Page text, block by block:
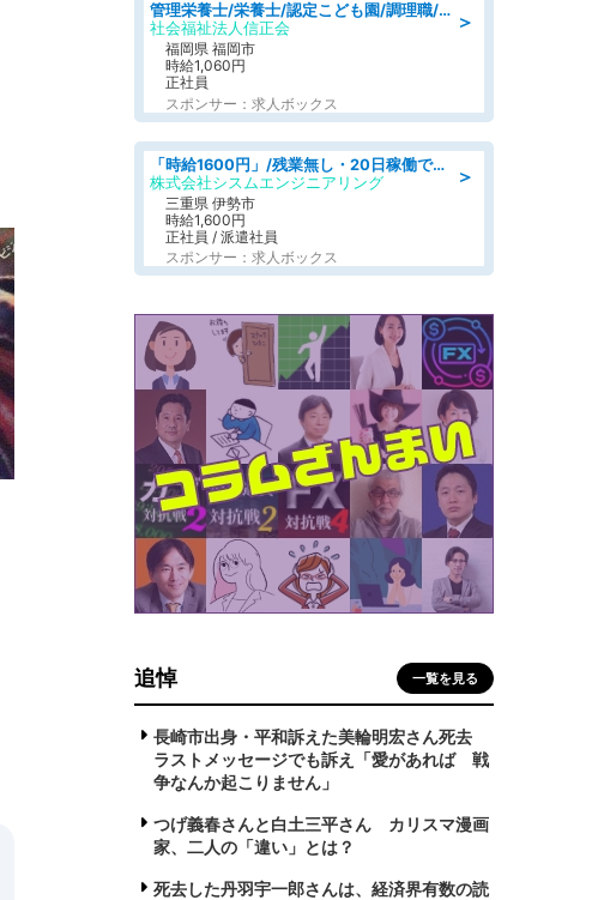
＞
管理栄養士/栄養士/認定こども園/調理職/認定こども園/週3日～相談可能
社会福祉法人信正会
福岡県 福岡市
時給1,060円
正社員
スポンサー：求人ボックス
＞
「時給1600円」/残業無し・20日稼働で月収25万円以上可/人物重視の選考/ねじ締めや梱包業務
株式会社シスムエンジニアリング
三重県 伊勢市
時給1,600円
正社員 / 派遣社員
スポンサー：求人ボックス
追悼 一覧を見る
長崎市出身・平和訴えた美輪明宏さん死去
ラストメッセージでも訴え「愛があれば 戦
争なんか起こりません」
つげ義春さんと白土三平さん カリスマ漫画
家、二人の「違い」とは？
死去した丹羽宇一郎さんは、経済界有数の読